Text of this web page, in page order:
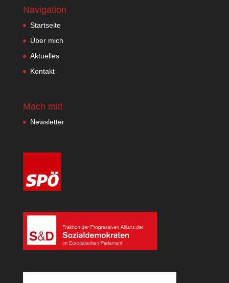
Navigation
Startseite
Über mich
Aktuelles
Kontakt
Mach mit!
Newsletter